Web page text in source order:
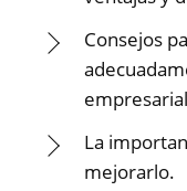
Consejos
La
mejorarlo.